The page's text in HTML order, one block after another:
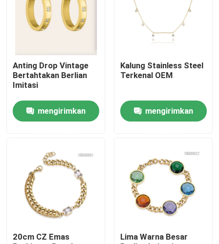
Kontak
Produk
Gelang dan gelang stainless steel dalam stok
Kalung dari stainless steel dalam stok
Perhiasan Baja Berkualitas
Stok Baru
Set Perhiasan Baja Tahan Karat
Anting Drop Vintage
Bertahtakan Berlian
Imitasi
mengirimkan
Kalung Stainless Steel
Terkenal OEM
mengirimkan
20cm CZ Emas
Lima Warna Besar